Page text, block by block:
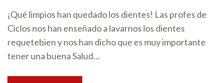
¡Qué limpios han quedado los dientes! Las profes de
Ciclos nos han enseñado a lavarnos los dientes
requetebien y nos han dicho que es muy importante
tener una buena Salud…